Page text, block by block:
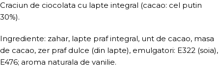
Craciun de ciocolata cu lapte integral (cacao: cel putin
30%).
Ingrediente: zahar, lapte praf integral, unt de cacao, masa
de cacao, zer praf dulce (din lapte), emulgatori: E322 (soia),
E476; aroma naturala de vanilie.